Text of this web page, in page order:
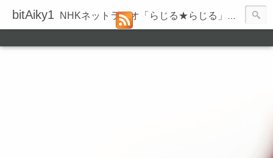
bitAiky1 NHKネットラジオ「らじる★らじる」の録音履歴